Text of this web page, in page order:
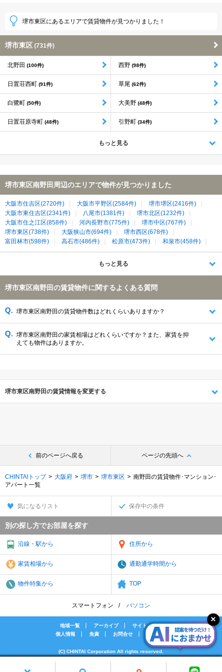
堺市東区にあるエリアで賃貸物件が見つかりました！
堺市東区 (731件)
北野田 (100件) 西野 (98件)
日置荘西町 (91件) 草尾 (62件)
白鷺町 (50件) 大美野 (48件)
日置荘原寺町 (48件) 引野町 (34件)
もっと見る
堺市東区南野田周辺のエリアで物件が見つかりました
大阪市住吉区(2720件) 大阪市平野区(2584件)
堺市堺区(2416件)
大阪市東住吉区(2341件)
八尾市(1381件)
堺市北区(1232件)
大阪市住之江区(858件)
河内長野市(775件)
堺市中区(767件)
堺市東区(738件)
大阪狭山市(694件)
堺市西区(678件)
富田林市(598件)
高石市(486件) 松原市(473件)
和泉市(458件)
羽曳野市(447件)
藤井寺市(330件)
柏原市(147件)
堺市南区(138件)
南河内郡太子町(46件)
もっと見る
堺市東区南野田の賃貸物件に関するよくある質問
堺市東区南野田の賃貸物件数はどれくらいありますか？
堺市東区南野田の家賃相場はどれくらいですか？また、家賃を抑
えても物件はありますか。
堺市東区南野田の賃貸情報を変更する
前のページへ戻る ページの先頭へ
CHINTAIトップ 大阪府 堺市 堺市東区
南野田の賃貸物件･マンション･
アパート一覧
気になるリスト 保存中の条件
別の探し方でお部屋を探す
沿線・駅から 住所から
家賃相場から 通勤通学時間から
物件特集から TOP
スマートフォン パソコン
地域一覧 アーカイブ
サイトマップ
個人情報
免責 お問合せ 会社案内
(C) CHINTAI Corporation All rights reserved.
[PR]賃貸物件の疑問解決！教えてエイブルAGENT